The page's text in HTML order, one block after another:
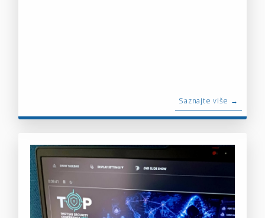
Saznajte više →